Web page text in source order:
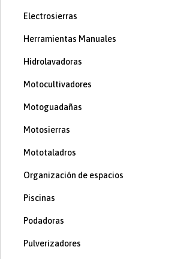
Electrosierras
Herramientas Manuales
Hidrolavadoras
Motocultivadores
Motoguadañas
Motosierras
Mototaladros
Organización de espacios
Piscinas
Podadoras
Pulverizadores